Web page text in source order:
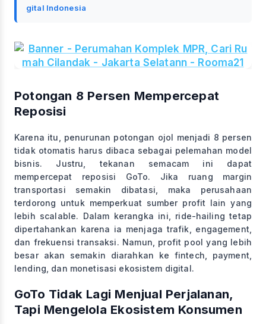
gital Indonesia
Potongan 8 Persen Mempercepat
Reposisi
Karena itu, penurunan potongan ojol menjadi 8 persen
tidak otomatis harus dibaca sebagai pelemahan model
bisnis. Justru, tekanan semacam ini dapat
mempercepat reposisi GoTo. Jika ruang margin
transportasi semakin dibatasi, maka perusahaan
terdorong untuk memperkuat sumber profit lain yang
lebih scalable. Dalam kerangka ini, ride-hailing tetap
dipertahankan karena ia menjaga trafik, engagement,
dan frekuensi transaksi. Namun, profit pool yang lebih
besar akan semakin diarahkan ke fintech, payment,
lending, dan monetisasi ekosistem digital.
GoTo Tidak Lagi Menjual Perjalanan,
Tapi Mengelola Ekosistem Konsumen